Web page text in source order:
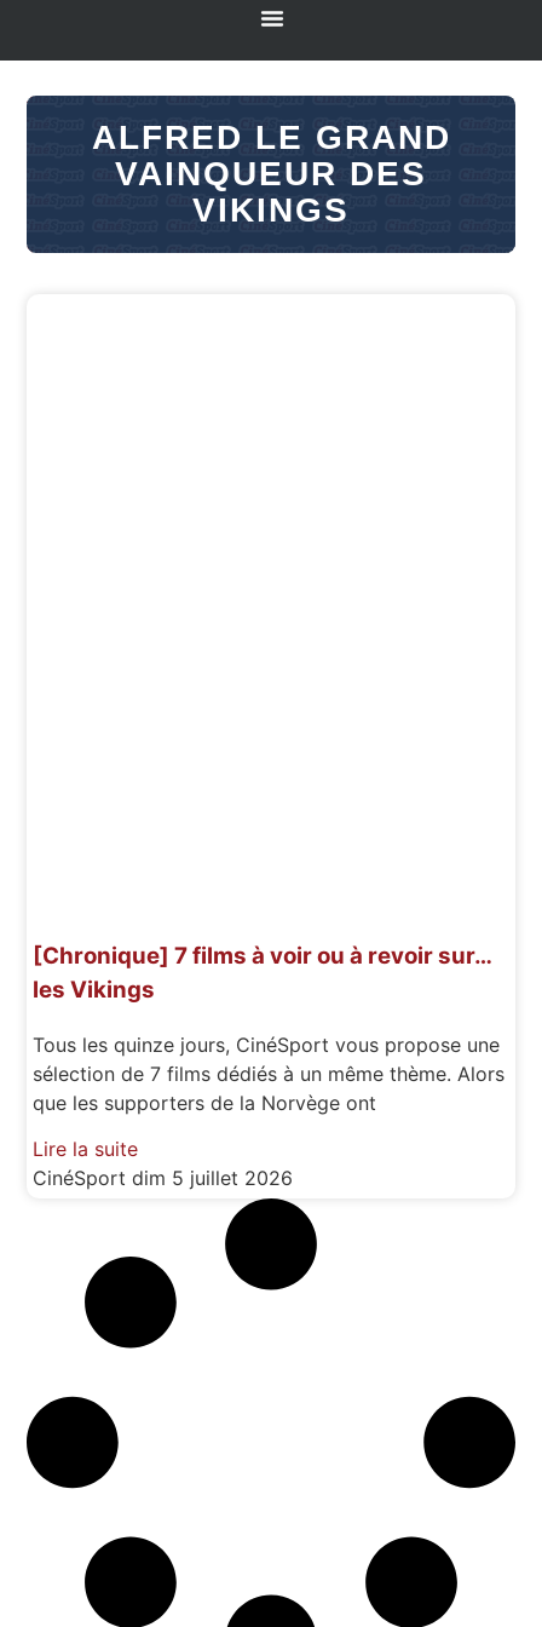
ALFRED LE GRAND
VAINQUEUR DES
VIKINGS
[Chronique] 7 films à voir ou à revoir sur…
les Vikings
Tous les quinze jours, CinéSport vous propose une
sélection de 7 films dédiés à un même thème. Alors
que les supporters de la Norvège ont
Lire la suite
CinéSportdim 5 juillet 2026